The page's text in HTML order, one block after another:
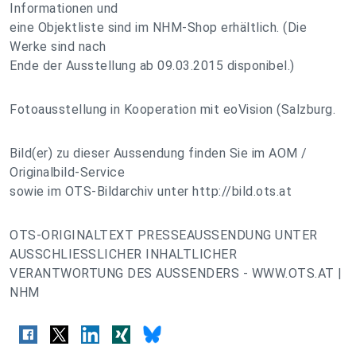
Informationen und
eine Objektliste sind im NHM-Shop erhältlich. (Die
Werke sind nach
Ende der Ausstellung ab 09.03.2015 disponibel.)
Fotoausstellung in Kooperation mit eoVision (Salzburg.
Bild(er) zu dieser Aussendung finden Sie im AOM /
Originalbild-Service
sowie im OTS-Bildarchiv unter http://bild.ots.at
OTS-ORIGINALTEXT PRESSEAUSSENDUNG UNTER
AUSSCHLIESSLICHER INHALTLICHER
VERANTWORTUNG DES AUSSENDERS - WWW.OTS.AT |
NHM